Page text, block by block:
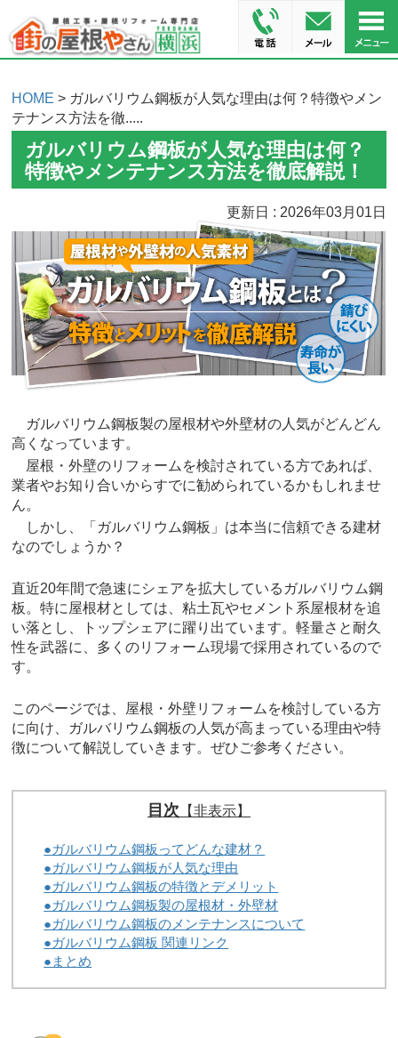
HOME > ガルバリウム鋼板が人気な理由は何？特徴やメン
テナンス方法を徹.....
ガルバリウム鋼板が人気な理由は何？
特徴やメンテナンス方法を徹底解説！
更新日 : 2026年03月01日
ガルバリウム鋼板製の屋根材や外壁材の人気がどんどん
高くなっています。
屋根・外壁のリフォームを検討されている方であれば、
業者やお知り合いからすでに勧められているかもしれませ
ん。
しかし、「ガルバリウム鋼板」は本当に信頼できる建材
なのでしょうか？
直近20年間で急速にシェアを拡大しているガルバリウム鋼
板。特に屋根材としては、粘土瓦やセメント系屋根材を追
い落とし、トップシェアに躍り出ています。軽量さと耐久
性を武器に、多くのリフォーム現場で採用されているので
す。
このページでは、屋根・外壁リフォームを検討している方
に向け、ガルバリウム鋼板の人気が高まっている理由や特
徴について解説していきます。ぜひご参考ください。
目次 【非表示】
●ガルバリウム鋼板ってどんな建材？
●ガルバリウム鋼板が人気な理由
●ガルバリウム鋼板の特徴とデメリット
●ガルバリウム鋼板製の屋根材・外壁材
●ガルバリウム鋼板のメンテナンスについて
●ガルバリウム鋼板 関連リンク
●まとめ